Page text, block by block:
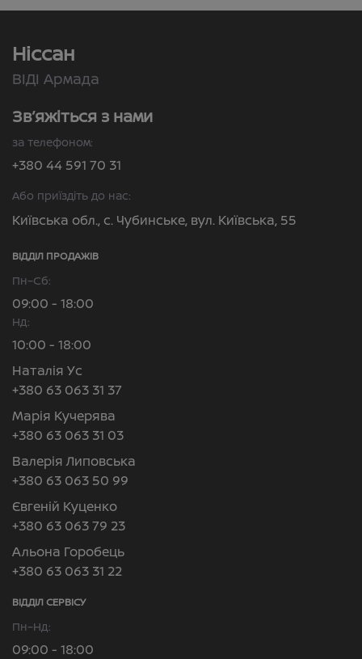
Ніссан
ВІДІ Армада
Зв’яжіться з нами
за телефоном:
+380 44 591 70 31
Або приїздіть до нас:
Київська обл., с. Чубинське, вул. Київська, 55
ВІДДІЛ ПРОДАЖІВ
Пн–Сб:
09:00 - 18:00
Нд:
10:00 - 18:00
Наталія Ус
+380 63 063 31 37
Марія Кучерява
+380 63 063 31 03
Валерія Липовська
+380 63 063 50 99
Євгеній Куценко
+380 63 063 79 23
Альона Горобець
+380 63 063 31 22
ВІДДІЛ CЕРВІСУ
Пн–Нд:
09:00 - 18:00